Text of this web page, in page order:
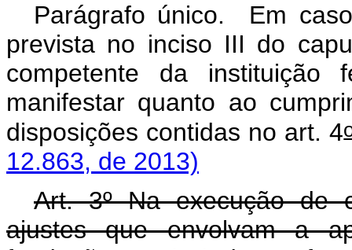
Parágrafo único. Em
prevista no inciso III do
competente da
manifestar quanto ao
disposições contidas no art. 4
12.863, de 2013)
Art. 3º Na execução de
ajustes que envolvam a